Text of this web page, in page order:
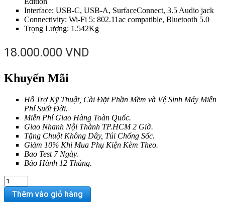
Interface: USB-C, USB-A, SurfaceConnect, 3.5 Audio jack
Connectivity: Wi-Fi 5: 802.11ac compatible, Bluetooth 5.0
Trọng Lượng: 1.542Kg
18.000.000 VND
Khuyến Mãi
Hỗ Trợ Kỹ Thuật, Cài Đặt Phần Mềm và Vệ Sinh Máy Miễn
Phí Suốt Đời.
Miễn Phí Giao Hàng Toàn Quốc.
Giao Nhanh Nội Thành TP.HCM 2 Giờ.
Tặng Chuột Không Dây, Túi Chống Sốc.
Giảm 10% Khi Mua Phụ Kiện Kèm Theo.
Bao Test 7 Ngày.
Bảo Hành 12 Tháng.
Surface
Laptop
Thêm vào giỏ hàng